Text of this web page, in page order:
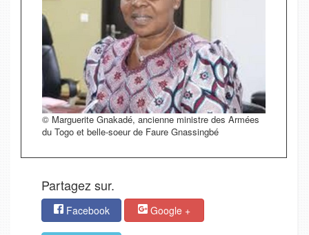
© Marguerite Gnakadé, ancienne ministre des Armées
du Togo et belle-soeur de Faure Gnassingbé
Partagez sur.
Facebook Google +